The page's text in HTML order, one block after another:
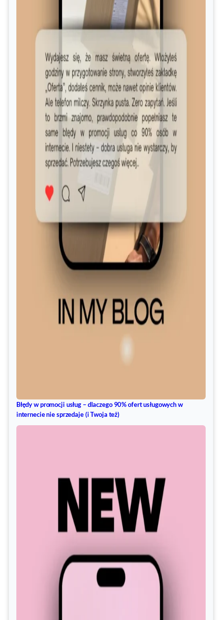
Błędy w promocji usług – dlaczego 90% ofert usługowych w
internecie nie sprzedaje (i Twoja też)